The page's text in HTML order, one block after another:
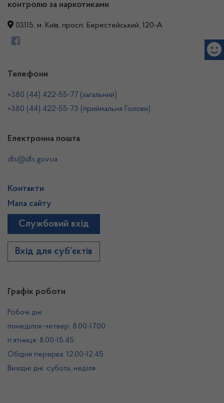
контролю за наркотиками
03115, м. Київ, просп. Берестейський, 120-А
Графік роботи
Робочі дні:
понеділок-четвер: 8.00-17.00
п’ятниця: 8.00-15.45
Обідня перерва: 12.00-12.45
Вихідні дні: субота, неділя
Телефони
+380 (44) 422-55-77 (загальний)
+380 (44) 422-55-73 (приймальня Голови)
Електронна пошта
dls@dls.gov.ua
Контакти
Мапа сайту
Службовий вхід
Вхід для суб’єктів